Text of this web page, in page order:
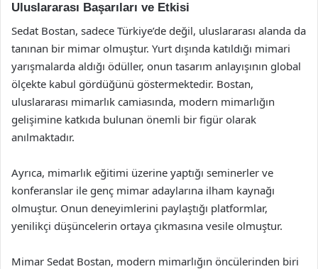
Uluslararası Başarıları ve Etkisi
Sedat Bostan, sadece Türkiye’de değil, uluslararası alanda da
tanınan bir mimar olmuştur. Yurt dışında katıldığı mimari
yarışmalarda aldığı ödüller, onun tasarım anlayışının global
ölçekte kabul gördüğünü göstermektedir. Bostan,
uluslararası mimarlık camiasında, modern mimarlığın
gelişimine katkıda bulunan önemli bir figür olarak
anılmaktadır.
Ayrıca, mimarlık eğitimi üzerine yaptığı seminerler ve
konferanslar ile genç mimar adaylarına ilham kaynağı
olmuştur. Onun deneyimlerini paylaştığı platformlar,
yenilikçi düşüncelerin ortaya çıkmasına vesile olmuştur.
Mimar Sedat Bostan, modern mimarlığın öncülerinden biri